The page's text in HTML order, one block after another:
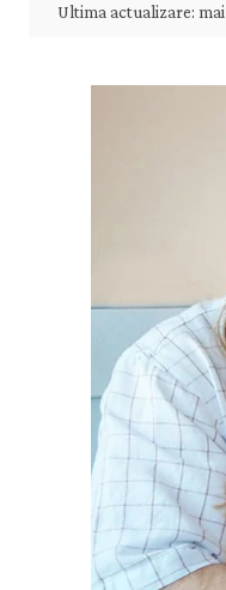
Ultima actualizare: